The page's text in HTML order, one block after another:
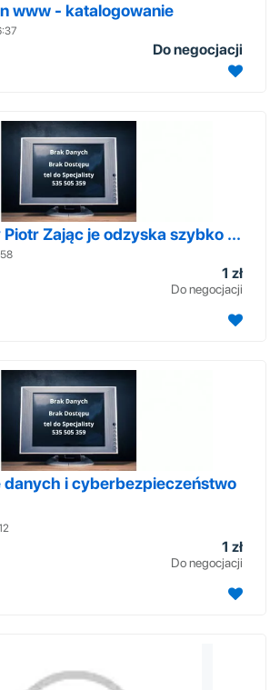
www - katalogowanie
Do negocjacji
Piotr Zając je odzyska szybko ...
1 zł
Do negocjacji
danych i cyberbezpieczeństwo
1 zł
Do negocjacji